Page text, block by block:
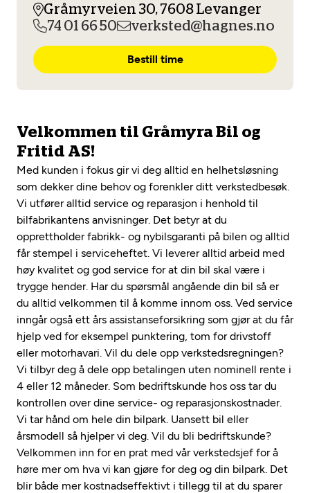
Diagnose/Feilsøking
Se alle (52) tjenester her
Les mer
Mekonomen Fleet
Les mer
Fritt verkstedvalg
Mobilitetsgaranti
Opprett en konto
Gråmyrveien 30, 7608 Levanger
74 01 66 50
verksted@hagnes.no
Bestill time
Velkommen til Gråmyra Bil og
Fritid AS!
Med kunden i fokus gir vi deg alltid en helhetsløsning
som dekker dine behov og forenkler ditt verkstedbesøk.
Vi utfører alltid service og reparasjon i henhold til
bilfabrikantens anvisninger. Det betyr at du
opprettholder fabrikk- og nybilsgaranti på bilen og alltid
får stempel i serviceheftet. Vi leverer alltid arbeid med
høy kvalitet og god service for at din bil skal være i
trygge hender. Har du spørsmål angående din bil så er
du alltid velkommen til å komme innom oss. Ved service
inngår også ett års assistanseforsikring som gjør at du får
hjelp ved for eksempel punktering, tom for drivstoff
eller motorhavari. Vil du dele opp verkstedsregningen?
Vi tilbyr deg å dele opp betalingen uten nominell rente i
4 eller 12 måneder. Som bedriftskunde hos oss tar du
kontrollen over dine service- og reparasjonskostnader.
Vi tar hånd om hele din bilpark. Uansett bil eller
årsmodell så hjelper vi deg. Vil du bli bedriftskunde?
Velkommen inn for en prat med vår verkstedsjef for å
høre mer om hva vi kan gjøre for deg og din bilpark. Det
blir både mer kostnadseffektivt i tillegg til at du sparer